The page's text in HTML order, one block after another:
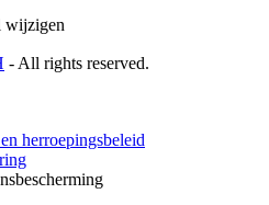
wijzigen
- All rights reserved.
herroepingsbeleid